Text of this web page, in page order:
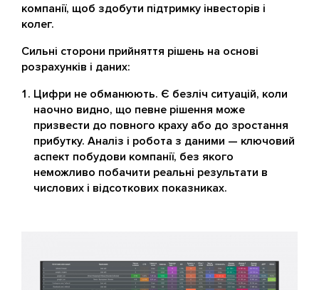
компанії, щоб здобути підтримку інвесторів і
колег.
Сильні сторони прийняття рішень на основі
розрахунків і даних:
Цифри не обманюють. Є безліч ситуацій, коли
наочно видно, що певне рішення може
призвести до повного краху або до зростання
прибутку. Аналіз і робота з даними — ключовий
аспект побудови компанії, без якого
неможливо побачити реальні результати в
числових і відсоткових показниках.